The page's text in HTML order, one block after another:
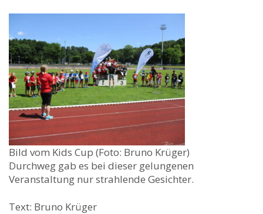
Bild vom Kids Cup (Foto: Bruno Krüger)
Durchweg gab es bei dieser gelungenen
Veranstaltung nur strahlende Gesichter.
Text: Bruno Krüger